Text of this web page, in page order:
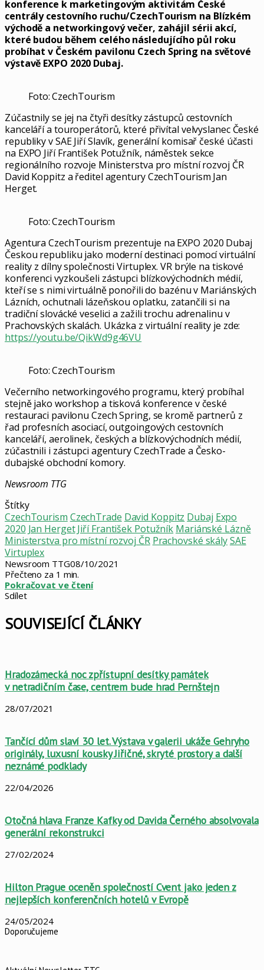
konference k marketingovým aktivitám České
centrály cestovního ruchu/CzechTourism na Blízkém
východě a networkingový večer, zahájil sérii akcí,
které budou během celého následujícího půl roku
probíhat v Českém pavilonu Czech Spring na světové
výstavě EXPO 2020 Dubaj.
Foto: CzechTourism
Zúčastnily se jej na čtyři desítky zástupců cestovních
kanceláří a touroperátorů, které přivítal velvyslanec České
republiky v SAE Jiří Slavík, generální komisař české účasti
na EXPO Jiří František Potužník, náměstek sekce
regionálního rozvoje Ministerstva pro místní rozvoj ČR
David Koppitz a ředitel agentury CzechTourism Jan
Herget.
Foto: CzechTourism
Agentura CzechTourism prezentuje na EXPO 2020 Dubaj
Českou republiku jako moderní destinaci pomocí virtuální
reality z dílny společnosti Virtuplex. VR brýle na tiskové
konferenci vyzkoušeli zástupci blízkovýchodních médií,
kteří se s nimi virtuálně ponořili do bazénu v Mariánských
Lázních, ochutnali lázeňskou oplatku, zatančili si na
tradiční slovácké veselici a zažili trochu adrenalinu v
Prachovských skalách. Ukázka z virtuální reality je zde:
https://youtu.be/QikWd9g46VU
Foto: CzechTourism
Večerního networkingového programu, který probíhal
stejně jako workshop a tisková konference v české
restauraci pavilonu Czech Spring, se kromě partnerů z
řad profesních asociací, outgoingových cestovních
kanceláří, aerolinek, českých a blízkovýchodních médií,
zúčastnili i zástupci agentury CzechTrade a Česko-
dubajské obchodní komory.
Newsroom TTG
Štítky
CzechTourism CzechTrade David Koppitz Dubaj Expo
2020 Jan Herget Jiří František Potužník Mariánské Lázně
Ministerstva pro místní rozvoj ČR Prachovské skálySAE
Virtuplex
Newsroom TTG08/10/2021
Přečteno za 1 min.
Pokračovat ve čtení
Sdílet
mailem
SOUVISEJÍCÍ ČLÁNKY
Hradozámecká noc zpřístupní desítky památek
v netradičním čase, centrem bude hrad Pernštejn
28/07/2021
Tančící dům slaví 30 let. Výstava v galerii ukáže Gehryho
originály, luxusní kousky Jiřičné, skryté prostory a další
neznámé podklady
22/04/2026
Otočná hlava Franze Kafky od Davida Černého absolvovala
generální rekonstrukci
27/02/2024
Hilton Prague oceněn společností Cvent jako jeden z
nejlepších konferenčních hotelů v Evropě
24/05/2024
Doporučujeme